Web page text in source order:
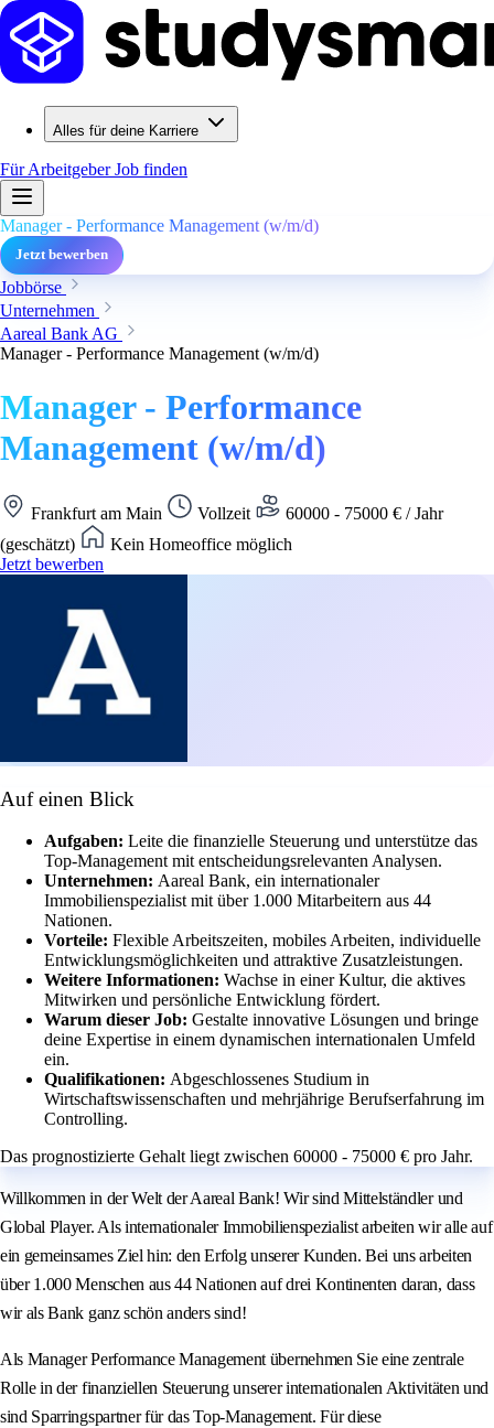
Alles für deine Karriere
Für ArbeitgeberJob finden
Manager - Performance Management (w/m/d)
Jetzt bewerben
Jobbörse
Unternehmen
Aareal Bank AG
Manager - Performance Management (w/m/d)
Manager - Performance
Management (w/m/d)
Frankfurt am Main Vollzeit
60000 - 75000 € / Jahr
(geschätzt)
Kein Homeoffice möglich
Jetzt bewerben
Auf einen Blick
Aufgaben: Leite die finanzielle Steuerung und unterstütze das
Top-Management mit entscheidungsrelevanten Analysen.
Unternehmen: Aareal Bank, ein internationaler
Immobilienspezialist mit über 1.000 Mitarbeitern aus 44
Nationen.
Vorteile: Flexible Arbeitszeiten, mobiles Arbeiten, individuelle
Entwicklungsmöglichkeiten und attraktive Zusatzleistungen.
Weitere Informationen: Wachse in einer Kultur, die aktives
Mitwirken und persönliche Entwicklung fördert.
Warum dieser Job: Gestalte innovative Lösungen und bringe
deine Expertise in einem dynamischen internationalen Umfeld
ein.
Qualifikationen: Abgeschlossenes Studium in
Wirtschaftswissenschaften und mehrjährige Berufserfahrung im
Controlling.
Das prognostizierte Gehalt liegt zwischen 60000 - 75000 € pro Jahr.
Willkommen in der Welt der Aareal Bank! Wir sind Mittelständler und
Global Player. Als internationaler Immobilienspezialist arbeiten wir alle auf
ein gemeinsames Ziel hin: den Erfolg unserer Kunden. Bei uns arbeiten
über 1.000 Menschen aus 44 Nationen auf drei Kontinenten daran, dass
wir als Bank ganz schön anders sind!
Als Manager Performance Management übernehmen Sie eine zentrale
Rolle in der finanziellen Steuerung unserer internationalen Aktivitäten und
sind Sparringspartner für das Top-Management. Für diese